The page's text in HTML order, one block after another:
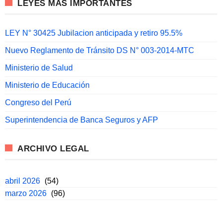
LEYES MÁS IMPORTANTES
LEY N° 30425 Jubilacion anticipada y retiro 95.5%
Nuevo Reglamento de Tránsito DS N° 003-2014-MTC
Ministerio de Salud
Ministerio de Educación
Congreso del Perú
Superintendencia de Banca Seguros y AFP
ARCHIVO LEGAL
abril 2026 (54)
marzo 2026 (96)